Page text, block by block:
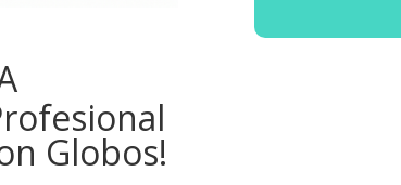
Globos!